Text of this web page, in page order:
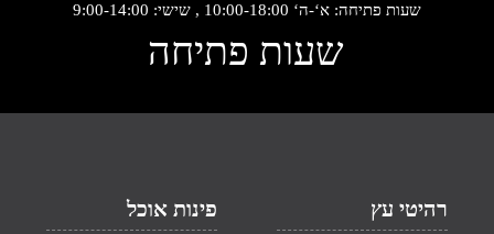
שעות פתיחה: א‘-ה‘ 10:00-18:00 , שישי: 9:00-14:00
שעות פתיחה
רהיטי עץ פינות אוכל